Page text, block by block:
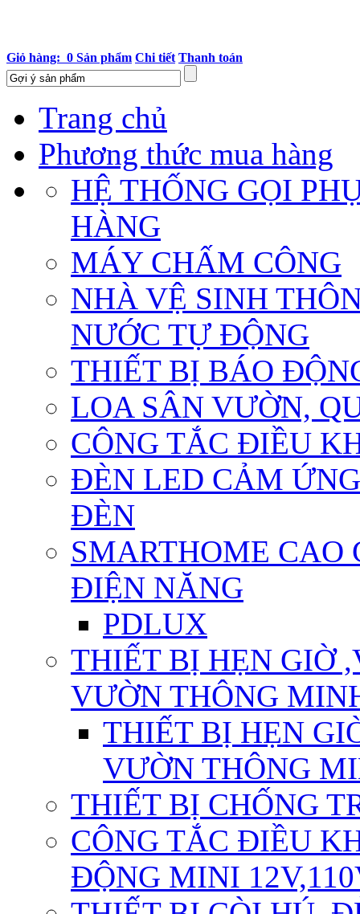
Giỏ hàng: 0 Sản phẩm Chi tiết Thanh toán
Trang chủ
Phương thức mua hàng
HỆ THỐNG GỌI
HÀNG
MÁY CHẤM CÔNG
NHÀ VỆ SINH
NƯỚC TỰ ĐỘNG
THIẾT BỊ BÁO
LOA SÂN VƯỜN,
CÔNG TẮC ĐIỀU
ĐÈN LED CẢM
ĐÈN
SMARTHOME CAO
ĐIỆN NĂNG
PDLUX
THIẾT BỊ HẸN GIỜ
VƯỜN THÔNG
THIẾT BỊ HẸN
VƯỜN THÔNG
THIẾT BỊ CHỐNG
CÔNG TẮC ĐIỀU
ĐỘNG MINI